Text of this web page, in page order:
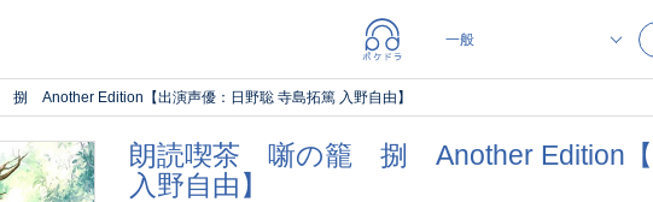
Another Edition【出演声優：日野聡 寺島拓篤 入野自由】
朗読喫茶 噺の籠 捌 Another Edition【
入野自由】